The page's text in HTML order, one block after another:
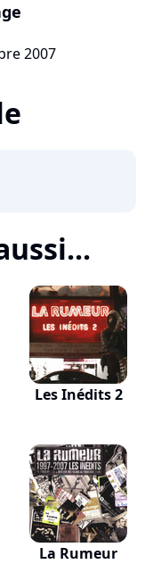
2007
Les Inédits 2
La Rumeur